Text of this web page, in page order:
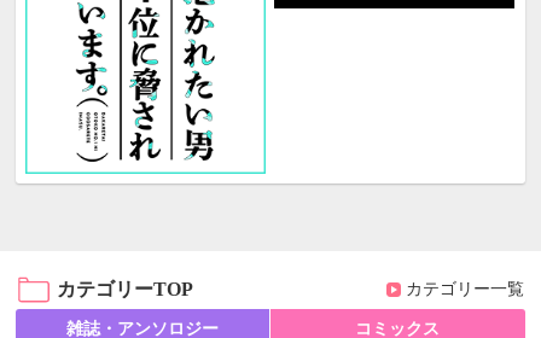
カテゴリーTOP カテゴリー一覧
雑誌・アンソロジー コミックス